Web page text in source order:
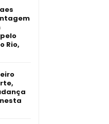
Rio,